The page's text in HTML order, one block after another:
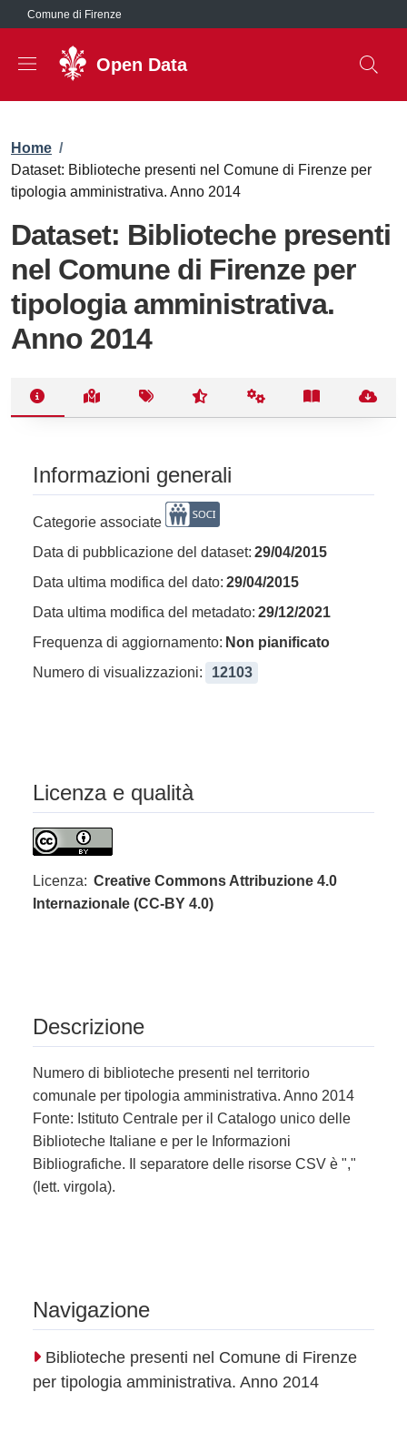
Salta al contenuto principale
Comune di Firenze
Open Data
Briciole di pane
Home /
Dataset: Biblioteche presenti nel Comune di Firenze per
tipologia amministrativa. Anno 2014
Dataset: Biblioteche presenti
nel Comune di Firenze per
tipologia amministrativa.
Anno 2014
Informazioni generali
Categorie associate
Data di pubblicazione del dataset: 29/04/2015
Data ultima modifica del dato: 29/04/2015
Data ultima modifica del metadato: 29/12/2021
Frequenza di aggiornamento: Non pianificato
Numero di visualizzazioni:
12103
Licenza e qualità
Licenza: Creative Commons Attribuzione 4.0
Internazionale (CC-BY 4.0)
Descrizione
Numero di biblioteche presenti nel territorio
comunale per tipologia amministrativa. Anno 2014
Fonte: Istituto Centrale per il Catalogo unico delle
Biblioteche Italiane e per le Informazioni
Bibliografiche. Il separatore delle risorse CSV è ","
(lett. virgola).
Navigazione
Biblioteche presenti nel Comune di Firenze
per tipologia amministrativa. Anno 2014